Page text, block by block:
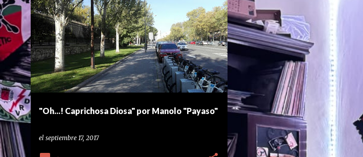
E
n
t
r
a
d
"Oh...! Caprichosa Diosa" por Manolo "Payaso"
el septiembre 17, 2017
MANOLO MANOLO PAYASOS POESÍA
POESÍA DE LA DIOSA +
POESIA URBANA